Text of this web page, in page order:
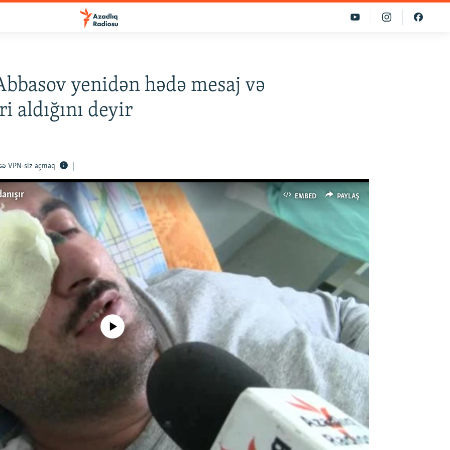
yenidən hədə mesaj və
aldığını deyir
VPN-siz açmaq
EMBED PAYLAŞ
No media source currently available